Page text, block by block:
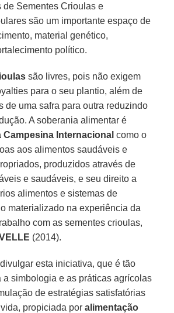
de Sementes Crioulas e
são um importante espaço de
material genético,
político.
são livres, pois não exigem
para o seu plantio, além de
de uma safra para outra reduzindo
A soberania alimentar é
Campesina Internacional como o
aos alimentos saudáveis e
produzidos através de
e saudáveis, e seu direito a
alimentos e sistemas de
materializado na experiência da
com as sementes crioulas,
(2014).
esta iniciativa, que é tão
a simbologia e as práticas agrícolas
de estratégias satisfatórias
propiciada poralimentação